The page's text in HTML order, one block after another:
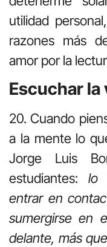
utilidad
razones más
amor por la
Escuchar la
20. Cuando
a la mente lo
Jorge Luis
estudiantes: lo
entrar en
sumergirse en
delante, más